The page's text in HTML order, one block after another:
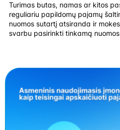
Turimas butas, namas ar kitos
reguliariu papildomų pajamų
nuomos sutartį atsiranda ir
svarbu pasirinkti tinkamą
įsigyti verslo liudijimą […]